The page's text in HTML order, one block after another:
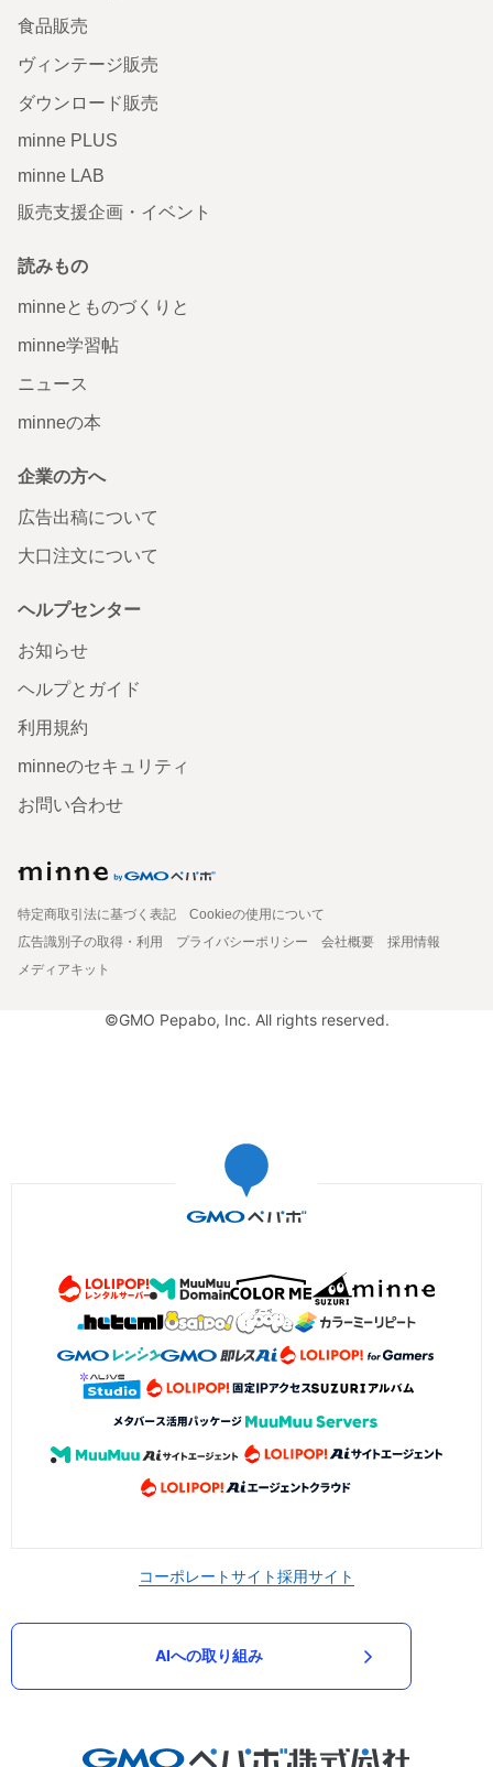
食品販売
ヴィンテージ販売
ダウンロード販売
minne PLUS
minne LAB
販売支援企画・イベント
読みもの
minneとものづくりと
minne学習帖
ニュース
minneの本
企業の方へ
広告出稿について
大口注文について
ヘルプセンター
お知らせ
ヘルプとガイド
利用規約
minneのセキュリティ
お問い合わせ
特定商取引法に基づく表記
Cookieの使用について
広告識別子の取得・利用
プライバシーポリシー 会社概要
採用情報
メディアキット
©GMO Pepabo, Inc. All rights reserved.
コーポレートサイト採用サイト
AIへの取り組み